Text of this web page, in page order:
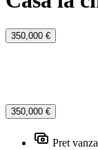
350,000 €
350,000 €
Pret